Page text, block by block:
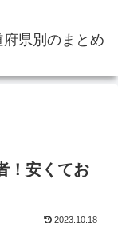
県別のまとめ
！安くてお
2023.10.18